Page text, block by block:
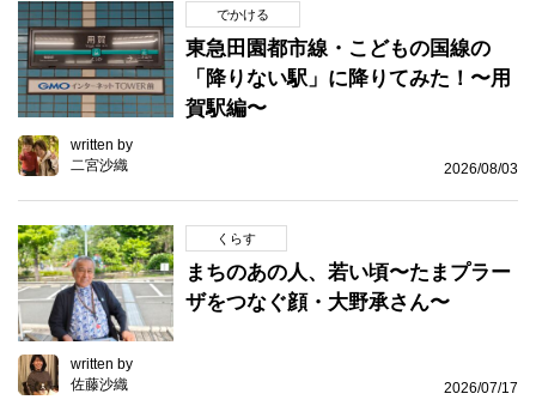
でかける
東急田園都市線・こどもの国線の
「降りない駅」に降りてみた！〜用
賀駅編〜
written by
二宮沙織
2026/08/03
くらす
まちのあの人、若い頃〜たまプラー
ザをつなぐ顔・大野承さん〜
written by
佐藤沙織
2026/07/17